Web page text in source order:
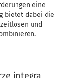
eine
bietet dabei die
und
integra